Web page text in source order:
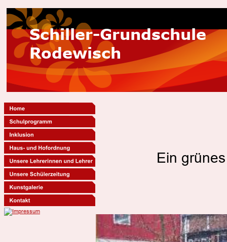
Schiller-Grundschule
Rodewisch
Ein